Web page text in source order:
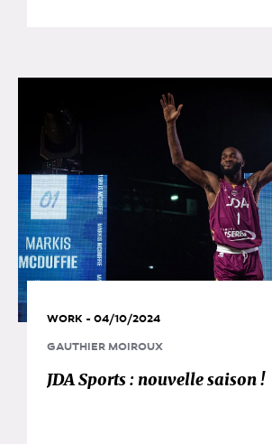
WORK - 04/10/2024
GAUTHIER MOIROUX
JDA Sports : nouvelle saison !